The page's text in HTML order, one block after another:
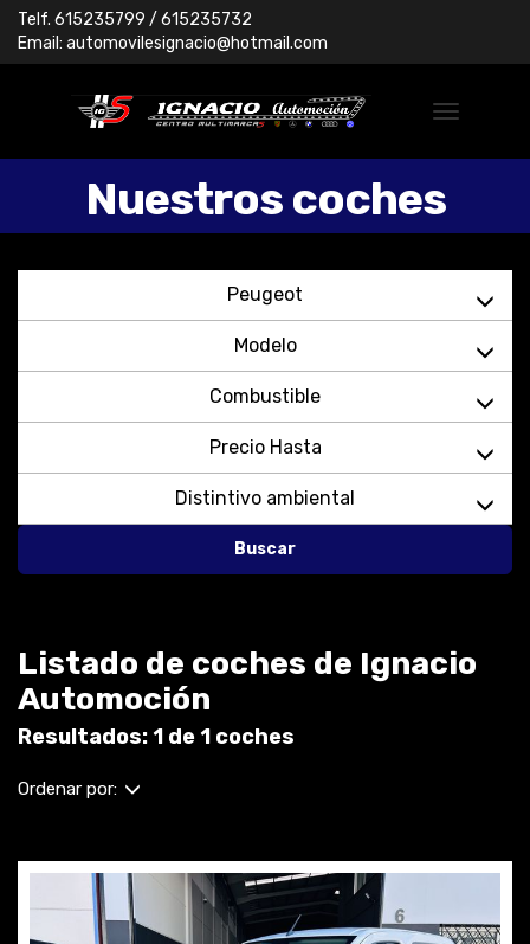
Telf. 615235799 / 615235732
Email: automovilesignacio@hotmail.com
Nuestros coches
Peugeot
Modelo
Combustible
Precio Hasta
Distintivo ambiental
Buscar
Listado de coches de Ignacio
Automoción
Resultados: 1 de 1 coches
Ordenar por: